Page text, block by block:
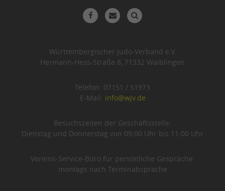
Württembergischer Judo-Verband e.V.
Hermann-Hess-Straße 8, 71332 Waiblingen
Telefon: 07151 / 51973
E-Mail: info@wjv.de
Besuchszeiten der Geschäftsstelle:
Dienstag und Donnerstag von 09:00 Uhr bis 11:00 Uhr
Vereins-Service-Büro für persönliche Gespräche:
montags nach Terminabsprache